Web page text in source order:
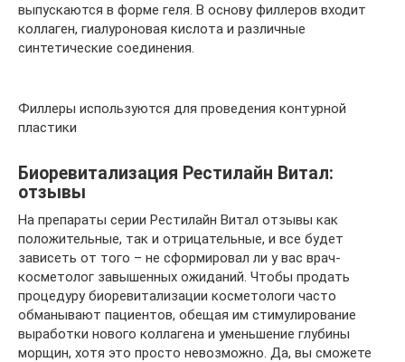
выпускаются в форме геля. В основу филлеров входит
коллаген, гиалуроновая кислота и различные
синтетические соединения.
Филлеры используются для проведения контурной
пластики
Биоревитализация Рестилайн Витал:
отзывы
На препараты серии Рестилайн Витал отзывы как
положительные, так и отрицательные, и все будет
зависеть от того – не сформировал ли у вас врач-
косметолог завышенных ожиданий. Чтобы продать
процедуру биоревитализации косметологи часто
обманывают пациентов, обещая им стимулирование
выработки нового коллагена и уменьшение глубины
морщин, хотя это просто невозможно. Да, вы сможете